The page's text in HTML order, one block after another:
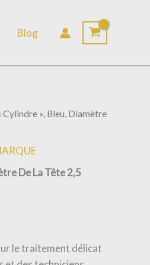
Blog
», Bleu, Diamètre
De La Tête 2,5
le traitement délicat